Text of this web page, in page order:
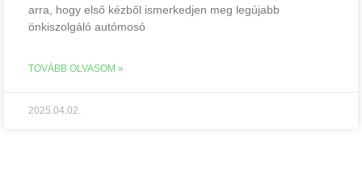
arra, hogy első kézből ismerkedjen meg legújabb
önkiszolgáló autómosó
TOVÁBB OLVASOM »
2025.04.02.